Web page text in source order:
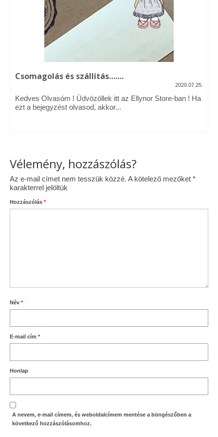
Vásárok, ahol velem is találkozhattál…
Alapanyagok, kellékek
Ellynor története
Adatkezelési tájékoztató
Csomagolás és szállítás…….
2020.07.25.
Kedves Olvasóm ! Üdvözöllek itt az Ellynor Store-ban ! Ha
ezt a bejegyzést olvasod, akkor...
Vélemény, hozzászólás?
Az e-mail címet nem tesszük közzé. A kötelező mezőket *
karakterrel jelöltük
Hozzászólás *
Név *
E-mail cím *
Honlap
A nevem, e-mail címem, és weboldalcímem mentése a böngészőben a
következő hozzászólásomhoz.